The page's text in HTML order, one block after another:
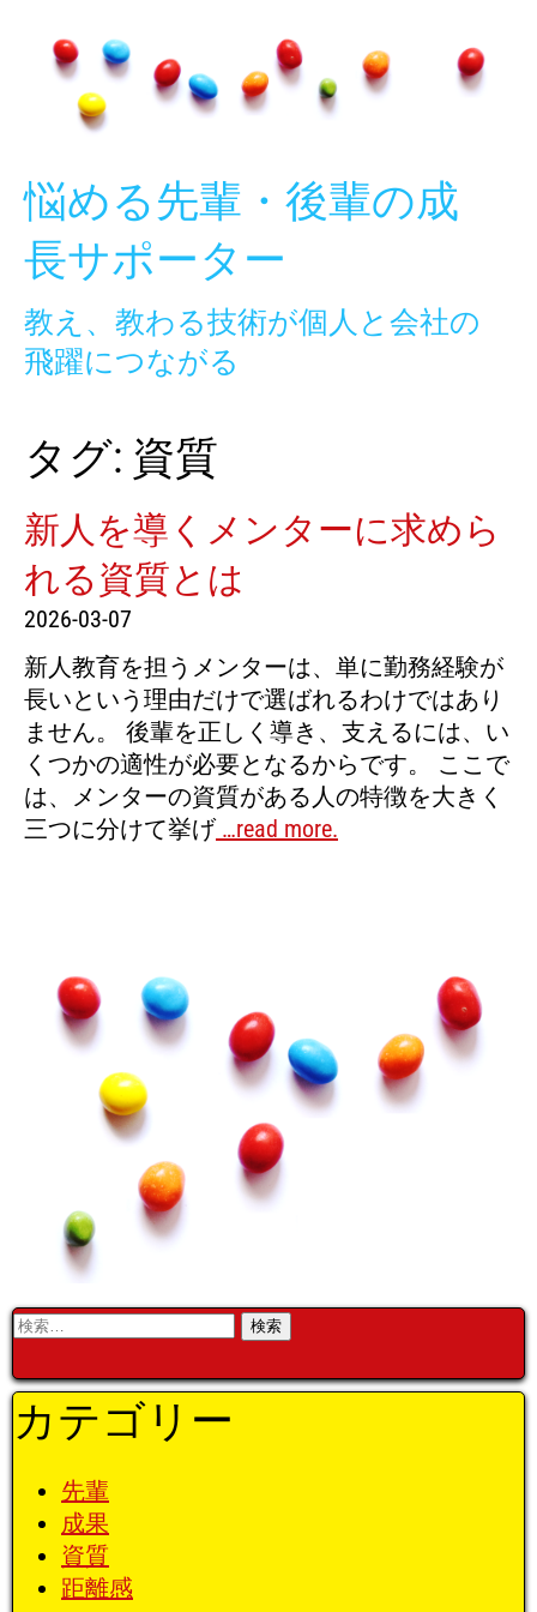
content
悩める先輩・後輩の成
長サポーター
教え、教わる技術が個人と会社の
飛躍につながる
タグ: 資質
新人を導くメンターに求めら
れる資質とは
2026-03-07
新人教育を担うメンターは、単に勤務経験が
長いという理由だけで選ばれるわけではあり
ません。 後輩を正しく導き、支えるには、い
くつかの適性が必要となるからです。 ここで
は、メンターの資質がある人の特徴を大きく
三つに分けて挙げ…read more.
検
カテゴリー
先輩
成果
資質
距離感